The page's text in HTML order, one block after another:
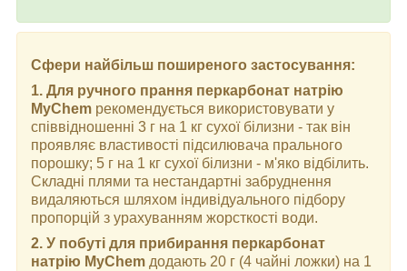
Сфери найбільш поширеного застосування:
1. Для ручного прання перкарбонат натрію
MyChem рекомендується використовувати у
співвідношенні 3 г на 1 кг сухої білизни - так він
проявляє властивості підсилювача прального
порошку; 5 г на 1 кг сухої білизни - м'яко відбілить.
Складні плями та нестандартні забруднення
видаляються шляхом індивідуального підбору
пропорцій з урахуванням жорсткості води.
2. У побуті для прибирання перкарбонат
натрію MyChem додають 20 г (4 чайні ложки) на 1